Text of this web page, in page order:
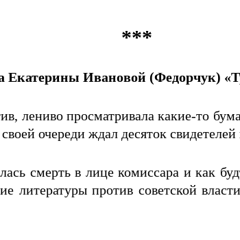
***
Ивановой (Федорчук)
лениво просматривала какие-то
очереди ждал десяток
смерть в лице комиссара и как
литературы против советской